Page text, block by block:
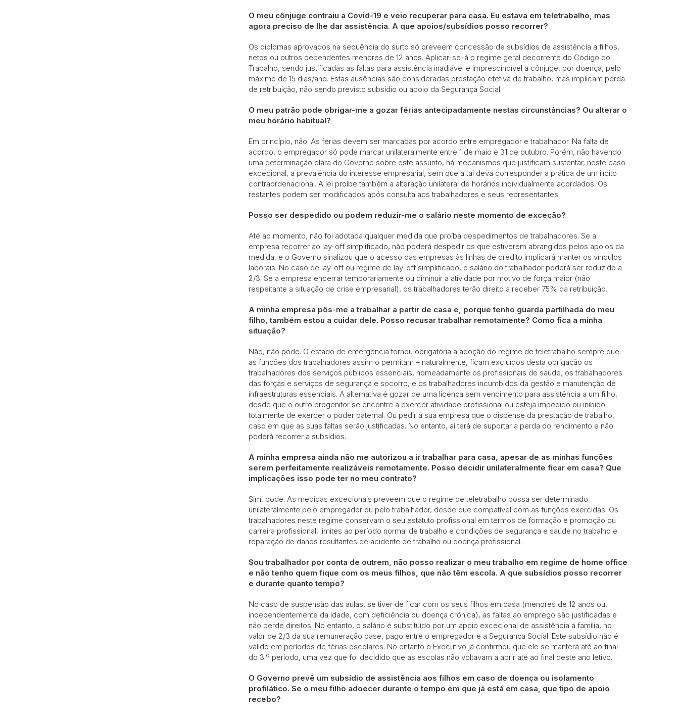
O meu cônjuge contraiu a Covid-19 e veio recuperar para casa. Eu estava em teletrabalho, mas
agora preciso de lhe dar assistência. A que apoios/subsídios posso recorrer?
Os diplomas aprovados na sequência do surto só preveem concessão de subsídios de assistência a filhos,
netos ou outros dependentes menores de 12 anos. Aplicar-se-á o regime geral decorrente do Código do
Trabalho, sendo justificadas as faltas para assistência inadiável e imprescindível a cônjuge, por doença, pelo
máximo de 15 dias/ano. Estas ausências são consideradas prestação efetiva de trabalho, mas implicam perda
de retribuição, não sendo previsto subsídio ou apoio da Segurança Social.
O meu patrão pode obrigar-me a gozar férias antecipadamente nestas circunstâncias? Ou alterar o
meu horário habitual?
Em princípio, não. As férias devem ser marcadas por acordo entre empregador e trabalhador. Na falta de
acordo, o empregador só pode marcar unilateralmente entre 1 de maio e 31 de outubro. Porém, não havendo
uma determinação clara do Governo sobre este assunto, há mecanismos que justificam sustentar, neste caso
excecional, a prevalência do interesse empresarial, sem que a tal deva corresponder a prática de um ilícito
contraordenacional. A lei proíbe também a alteração unilateral de horários individualmente acordados. Os
restantes podem ser modificados após consulta aos trabalhadores e seus representantes.
Posso ser despedido ou podem reduzir-me o salário neste momento de exceção?
Até ao momento, não foi adotada qualquer medida que proíba despedimentos de trabalhadores. Se a
empresa recorrer ao lay-off simplificado, não poderá despedir os que estiverem abrangidos pelos apoios da
medida, e o Governo sinalizou que o acesso das empresas às linhas de crédito implicará manter os vínculos
laborais. No caso de lay-off ou regime de lay-off simplificado, o salário do trabalhador poderá ser reduzido a
2/3. Se a empresa encerrar temporariamente ou diminuir a atividade por motivo de força maior (não
respeitante a situação de crise empresarial), os trabalhadores terão direito a receber 75% da retribuição.
A minha empresa pôs-me a trabalhar a partir de casa e, porque tenho guarda partilhada do meu
filho, também estou a cuidar dele. Posso recusar trabalhar remotamente? Como fica a minha
situação?
Não, não pode. O estado de emergência tornou obrigatória a adoção do regime de teletrabalho sempre que
as funções dos trabalhadores assim o permitam – naturalmente, ficam excluídos desta obrigação os
trabalhadores dos serviços públicos essenciais, nomeadamente os profissionais de saúde, os trabalhadores
das forças e serviços de segurança e socorro, e os trabalhadores incumbidos da gestão e manutenção de
infraestruturas essenciais. A alternativa é gozar de uma licença sem vencimento para assistência a um filho,
desde que o outro progenitor se encontre a exercer atividade profissional ou esteja impedido ou inibido
totalmente de exercer o poder paternal. Ou pedir à sua empresa que o dispense da prestação de trabalho,
caso em que as suas faltas serão justificadas. No entanto, aí terá de suportar a perda do rendimento e não
poderá recorrer a subsídios.
A minha empresa ainda não me autorizou a ir trabalhar para casa, apesar de as minhas funções
serem perfeitamente realizáveis remotamente. Posso decidir unilateralmente ficar em casa? Que
implicações isso pode ter no meu contrato?
Sim, pode. As medidas excecionais preveem que o regime de teletrabalho possa ser determinado
unilateralmente pelo empregador ou pelo trabalhador, desde que compatível com as funções exercidas. Os
trabalhadores neste regime conservam o seu estatuto profissional em termos de formação e promoção ou
carreira profissional, limites ao período normal de trabalho e condições de segurança e saúde no trabalho e
reparação de danos resultantes de acidente de trabalho ou doença profissional.
Sou trabalhador por conta de outrem, não posso realizar o meu trabalho em regime de home office
e não tenho quem fique com os meus filhos, que não têm escola. A que subsídios posso recorrer
e durante quanto tempo?
No caso de suspensão das aulas, se tiver de ficar com os seus filhos em casa (menores de 12 anos ou,
independentemente da idade, com deficiência ou doença crónica), as faltas ao emprego são justificadas e
não perde direitos. No entanto, o salário é substituído por um apoio excecional de assistência à família, no
valor de 2/3 da sua remuneração base, pago entre o empregador e a Segurança Social. Este subsídio não é
válido em períodos de férias escolares. No entanto o Executivo já confirmou que ele se manterá até ao final
do 3.º período, uma vez que foi decidido que as escolas não voltavam a abrir até ao final deste ano letivo.
O Governo prevê um subsídio de assistência aos filhos em caso de doença ou isolamento
profilático. Se o meu filho adoecer durante o tempo em que já está em casa, que tipo de apoio
recebo?